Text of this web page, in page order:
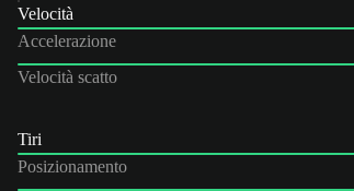
Velocità
Accelerazione
Velocità scatto
Tiri
Posizionamento